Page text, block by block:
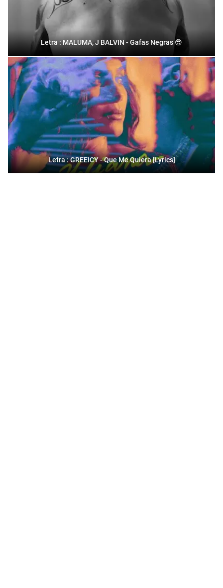
Letra : MALUMA, J BALVIN - Gafas Negras 😎
Letra : GREEICY - Que Me Quiera [Lyrics]